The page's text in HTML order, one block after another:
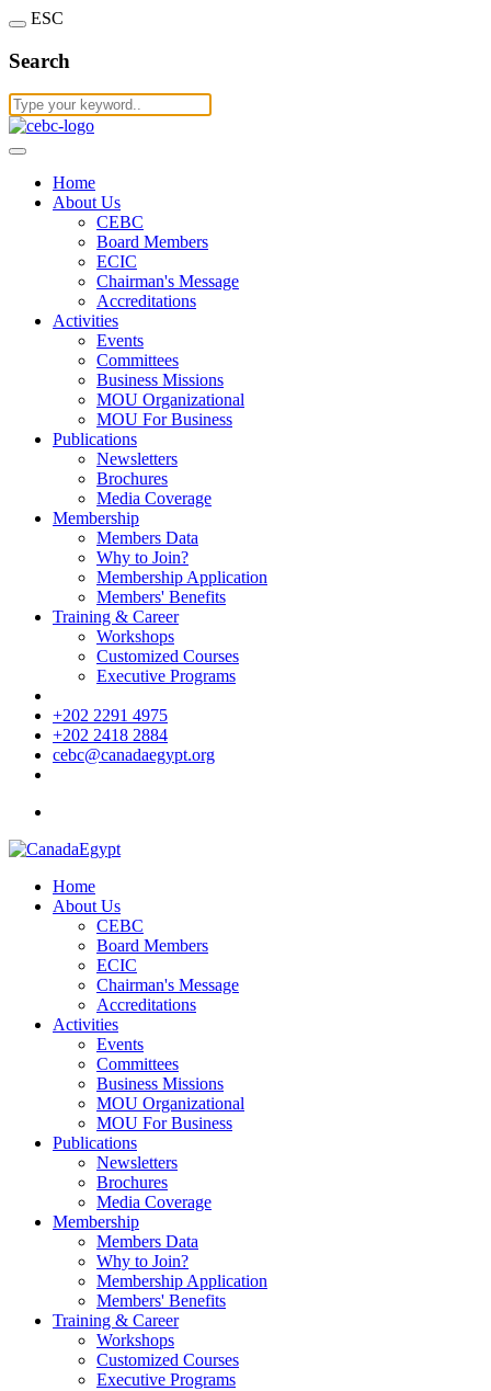
ESC
Search
Home
About Us
CEBC
Board Members
ECIC
Chairman's Message
Accreditations
Activities
Events
Committees
Business Missions
MOU Organizational
MOU For Business
Publications
Newsletters
Brochures
Media Coverage
Membership
Members Data
Why to Join?
Membership Application
Members' Benefits
Training & Career
Workshops
Customized Courses
Executive Programs
+202 2291 4975
+202 2418 2884
cebc@canadaegypt.org
Home
About Us
CEBC
Board Members
ECIC
Chairman's Message
Accreditations
Activities
Events
Committees
Business Missions
MOU Organizational
MOU For Business
Publications
Newsletters
Brochures
Media Coverage
Membership
Members Data
Why to Join?
Membership Application
Members' Benefits
Training & Career
Workshops
Customized Courses
Executive Programs